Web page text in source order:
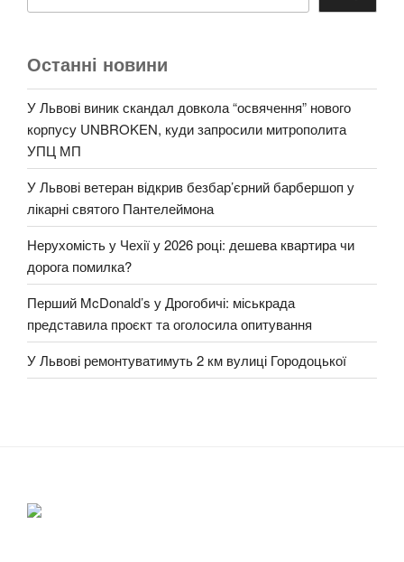
Останні новини
У Львові виник скандал довкола “освячення” нового
корпусу UNBROKEN, куди запросили митрополита
УПЦ МП
У Львові ветеран відкрив безбар’єрний барбершоп у
лікарні святого Пантелеймона
Нерухомість у Чехії у 2026 році: дешева квартира чи
дорога помилка?
Перший McDonald’s у Дрогобичі: міськрада
представила проєкт та оголосила опитування
У Львові ремонтуватимуть 2 км вулиці Городоцької